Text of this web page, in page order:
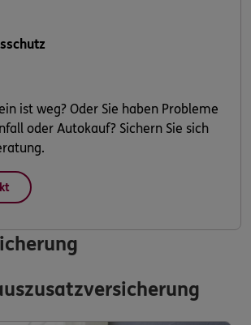
ist weg? Oder Sie haben Probleme
oder Autokauf? Sichern Sie sich